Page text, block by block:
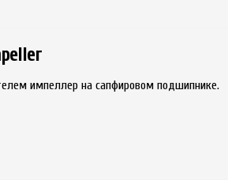
импеллер на сапфировом подшипнике.